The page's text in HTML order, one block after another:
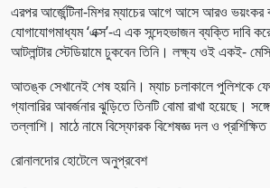
এরপর আর্জেন্টিনা-মিশর ম্যাচের আগে আসে আরও ভয়ংকর
যোগাযোগমাধ্যম ‘এক্স’-এ এক সন্দেহভাজন ব্যক্তি দাবি
আটলান্টার স্টেডিয়ামে ঢুকবেন তিনি। লক্ষ্য ওই একই-
আতঙ্ক সেখানেই শেষ হয়নি। ম্যাচ চলাকালে পুলিশকে
গ্যালারির আবর্জনার ঝুড়িতে তিনটি বোমা রাখা হয়েছে।
তল্লাশি। মাঠে নামে বিস্ফোরক বিশেষজ্ঞ দল ও
রোনালদোর হোটেলে অনুপ্রবেশ